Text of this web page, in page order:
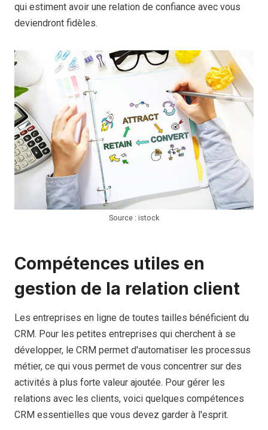
qui estiment avoir une relation de confiance avec vous
deviendront fidèles.
Source : istock
Compétences utiles en
gestion de la relation client
Les entreprises en ligne de toutes tailles bénéficient du
CRM. Pour les petites entreprises qui cherchent à se
développer, le CRM permet d'automatiser les processus
métier, ce qui vous permet de vous concentrer sur des
activités à plus forte valeur ajoutée. Pour gérer les
relations avec les clients, voici quelques compétences
CRM essentielles que vous devez garder à l'esprit.